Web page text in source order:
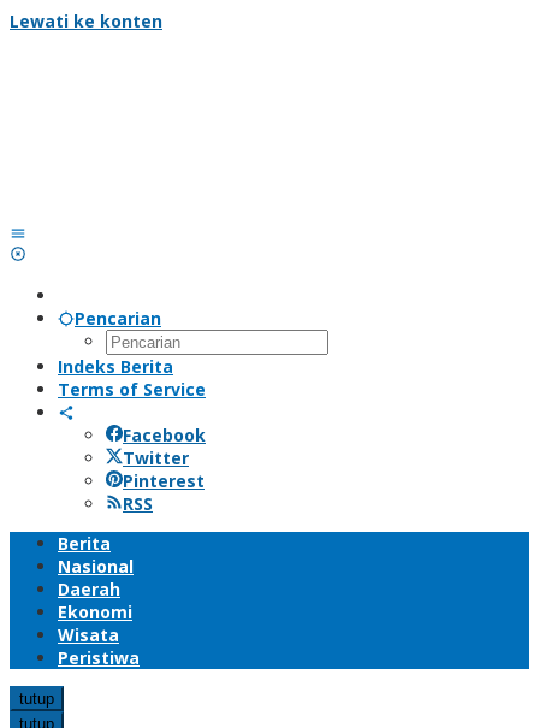
Lewati ke konten
Pencarian
Indeks Berita
Terms of Service
Facebook
Twitter
Pinterest
RSS
Berita
Nasional
Daerah
Ekonomi
Wisata
Peristiwa
tutup
tutup